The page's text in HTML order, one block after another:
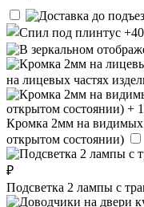
на лицевых частях
Кромка 2мм на видимых
открытом состоянии)
Подсветка 2 лампы с